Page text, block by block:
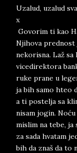
Uzalud, uzalud
x
Govorim ti kao
Njihova prednost
nekorisna. Laž
vicedirektora
ruke prane u
ja bih samo hteo
a ti postelja sa
nisam jogin.
mislim na tebe, ja
za sada hvatam
bih da znaš da to